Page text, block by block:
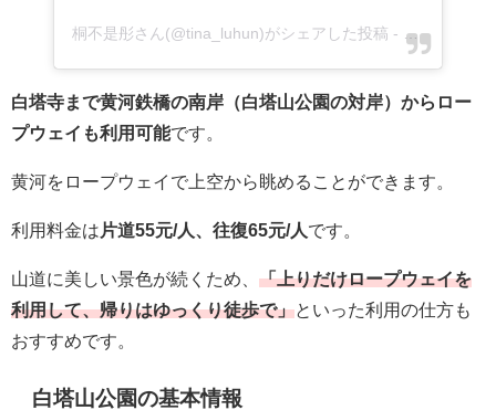
桐不是彤さん(@tina_luhun)がシェアした投稿 - 2017年 9月
白塔寺まで黄河鉄橋の南岸（白塔山公園の対岸）からロー
プウェイも利用可能です。
黄河をロープウェイで上空から眺めることができます。
利用料金は 片道55元/人、往復65元/人 です。
山道に美しい景色が続くため、 「上りだけロープウェイを
利用して、帰りはゆっくり徒歩で」といった利用の仕方も
おすすめです。
白塔山公園の基本情報